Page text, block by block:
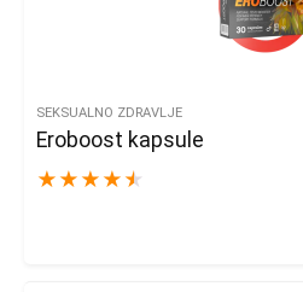
SEKSUALNO ZDRAVLJE
Eroboost kapsule
★ ★ ★ ★ ★